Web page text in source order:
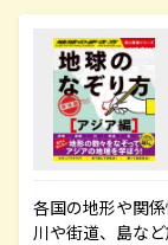
各国の地形や関
川や街道、島な